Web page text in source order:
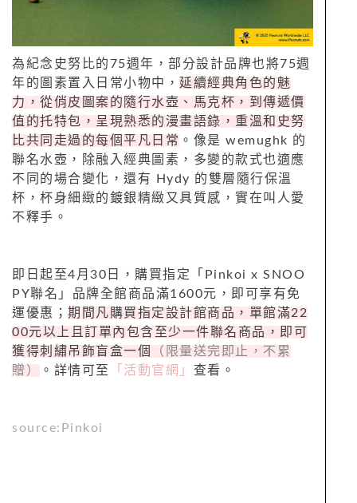
為紀念史努比的75週年，部分設計品牌也將75週
年的圖素置入日常小物中， 延續經典角色的魅
力，從俏皮圖案的隨行水壺、馬克杯，到傳遞價
值的托特包，呈現熟悉的漫畫語錄，重溫和史努
比共同走過的每個平凡日常 。像是 wemughk 的
聯名水壺，除融入經典圖素，多變的款式也適應
不同的場合變化，還有 Hydy 的雙層隨行保溫
杯，杯身細緻的鍍銀精緻又具質感，實在叫人愛
不釋手。
即日起至4月30日，購買指定「Pinkoi x SNOO
PY聯名」品牌全館商品滿1600元，即可享有免
運優惠； 期間凡購買指定設計館商品，單館滿22
00元以上且訂單內包含至少一件聯名商品，即可
獲得刺繡吊飾盲盒一個
（限量送完即止，不累
贈）
。詳情可至 「活動官網」 查看。
source:Pinkoi